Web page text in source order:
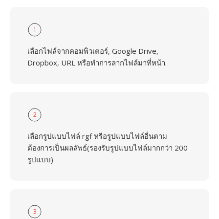
1
เลือกไฟล์จากคอมพิวเตอร์, Google Drive,
Dropbox, URL หรือทำการลากไฟล์มาที่หน้า.
2
เลือกรูปแบบไฟล์ rgf หรือรูปแบบไฟล์อื่นตาม
ต้องการเป็นผลลัพธ์(รองรับรูปแบบไฟล์มากกว่า 200
รูปแบบ)
3